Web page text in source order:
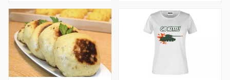
Ulm
Usedom
Viersen